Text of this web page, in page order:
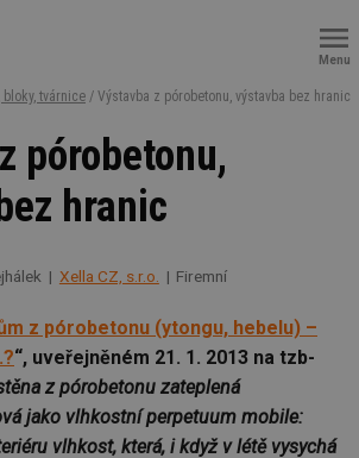
Menu
bloky, tvárnice / Výstavba z pórobetonu, výstavba bez hranic
pórobetonu,
hranic
Xella CZ, s.r.o. Firemní
z pórobetonu (ytongu, hebelu) –
“, uveřejněném 21. 1. 2013 na tzb-
z pórobetonu zateplená
jako vlhkostní perpetuum mobile:
vlhkost, která, i když v létě vysychá